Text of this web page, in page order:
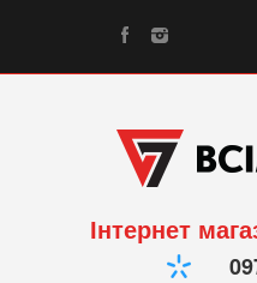
Інтернет